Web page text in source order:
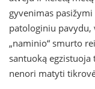
gyvenimas
patologiniu
„naminio“ smurto
santuoką
nenori matyti